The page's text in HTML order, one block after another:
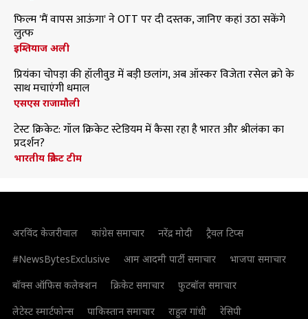
फिल्म 'मैं वापस आऊंगा' ने OTT पर दी दस्तक, जानिए कहां उठा सकेंगे
लुत्फ
इम्तियाज अली
प्रियंका चोपड़ा की हॉलीवुड में बड़ी छलांग, अब ऑस्कर विजेता रसेल क्रो के
साथ मचाएंगी धमाल
एसएस राजामौली
टेस्ट क्रिकेट: गॉल क्रिकेट स्टेडियम में कैसा रहा है भारत और श्रीलंका का
प्रदर्शन?
भारतीय क्रिकेट टीम
अरविंद केजरीवाल कांग्रेस समाचार नरेंद्र मोदी
ट्रैवल टिप्स
#NewsBytesExclusive
आम आदमी पार्टी समाचार
भाजपा समाचार
बॉक्स ऑफिस कलेक्शन
क्रिकेट समाचार
फुटबॉल समाचार
लेटेस्ट स्मार्टफोन्स
पाकिस्तान समाचार राहुल गांधी रेसिपी